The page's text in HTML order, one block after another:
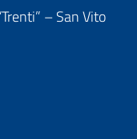
– San Vito